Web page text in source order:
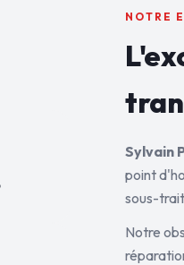
NOTRE
Sylvain
point
sous-
Notre